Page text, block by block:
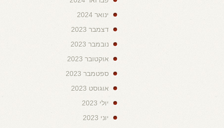
ינואר 2024
דצמבר 2023
נובמבר 2023
אוקטובר 2023
ספטמבר 2023
אוגוסט 2023
יולי 2023
יוני 2023